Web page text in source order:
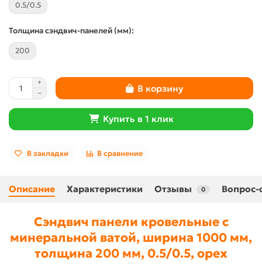
0.5/0.5
Толщина сэндвич-панелей (мм):
200
В корзину
Купить в 1 клик
В закладки В сравнение
Описание Характеристики Отзывы 0 Вопрос-
Сэндвич панели кровельные с
минеральной ватой, ширина 1000 мм,
толщина 200 мм, 0.5/0.5, орех